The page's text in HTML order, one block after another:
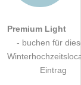
Premium Light
- buchen für
Eintrag